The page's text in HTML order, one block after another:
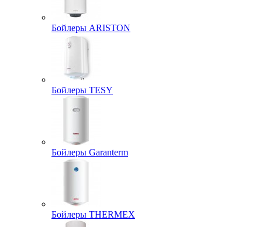
Бойлеры ARISTON
Бойлеры TESY
Бойлеры Garanterm
Бойлеры THERMEX